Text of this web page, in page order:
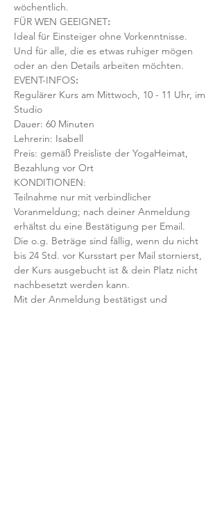
wöchentlich.
FÜR WEN GEEIGNET:
Ideal für Einsteiger ohne Vorkenntnisse.
Und für alle, die es etwas ruhiger mögen
oder an den Details arbeiten möchten.
EVENT-INFOS:
Regulärer Kurs am Mittwoch, 10 - 11 Uhr, im
Studio
Dauer: 60 Minuten
Lehrerin: Isabell
Preis: gemäß Preisliste der YogaHeimat,
Bezahlung vor Ort
KONDITIONEN:
Teilnahme nur mit verbindlicher
Voranmeldung; nach deiner Anmeldung
erhältst du eine Bestätigung per Email.
Die o.g. Beträge sind fällig, wenn du nicht
bis 24 Std. vor Kursstart per Mail stornierst,
der Kurs ausgebucht ist & dein Platz nicht
nachbesetzt werden kann.
Mit der Anmeldung bestätigst und